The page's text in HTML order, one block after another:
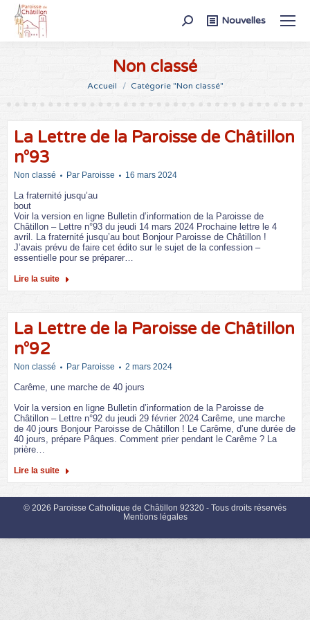
Recherche
:
Nouvelles
Non classé
Vous êtes ici :
Accueil Catégorie "Non classé"
La Lettre de la Paroisse de Châtillon
n°93
Non classé Par Paroisse 16 mars 2024
La fraternité jusqu’au
bout͏‌
Voir la version en ligne Bulletin d’information de la Paroisse de
Châtillon – Lettre n°93 du jeudi 14 mars 2024 Prochaine lettre le 4
avril. La fraternité jusqu’au bout Bonjour Paroisse de Châtillon !
J’avais prévu de faire cet édito sur le sujet de la confession –
essentielle pour se préparer…
Lire la suite
La Lettre de la Paroisse de Châtillon
n°92
Non classé Par Paroisse 2 mars 2024
Carême, une marche de 40 jours
Voir la version en ligne Bulletin d’information de la Paroisse de
Châtillon – Lettre n°92 du jeudi 29 février 2024 Carême, une marche
de 40 jours Bonjour Paroisse de Châtillon ! Le Carême, d’une durée de
40 jours, prépare Pâques. Comment prier pendant le Carême ? La
prière…
Lire la suite
© 2026 Paroisse Catholique de Châtillon 92320 - Tous droits réservés
Mentions légales